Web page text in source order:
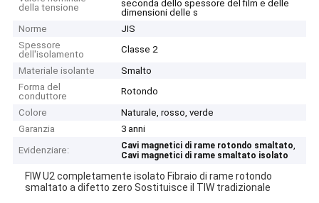
della tensione
seconda dello spessore del film e delle
dimensioni delle s
Norme
JIS
Spessore
dell'isolamento
Classe 2
Materiale isolante
Smalto
Forma del
conduttore
Rotondo
Colore
Naturale, rosso, verde
Garanzia
3 anni
Evidenziare:
Cavi magnetici di rame rotondo smaltato,
Cavi magnetici di rame smaltato isolato
FIW U2 completamente isolato Fibraio di rame rotondo
smaltato a difetto zero Sostituisce il TIW tradizionale